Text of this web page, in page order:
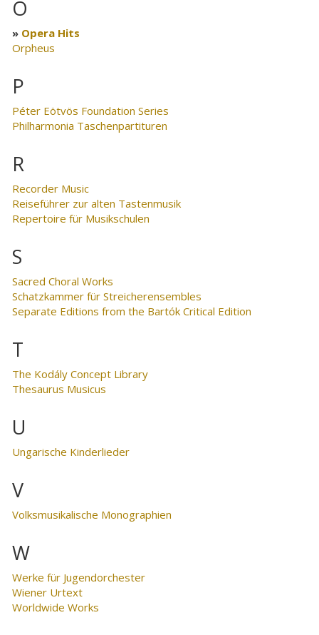
O
Opera Hits
Orpheus
P
Péter Eötvös Foundation Series
Philharmonia Taschenpartituren
R
Recorder Music
Reiseführer zur alten Tastenmusik
Repertoire für Musikschulen
S
Sacred Choral Works
Schatzkammer für Streicherensembles
Separate Editions from the Bartók Critical Edition
T
The Kodály Concept Library
Thesaurus Musicus
U
Ungarische Kinderlieder
V
Volksmusikalische Monographien
W
Werke für Jugendorchester
Wiener Urtext
Worldwide Works